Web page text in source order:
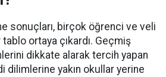
sonuçları, birçok öğrenci ve veli
ortaya çıkardı. Geçmiş
dikkate alarak tercih yapan
dilimlerine yakın okullar yerine